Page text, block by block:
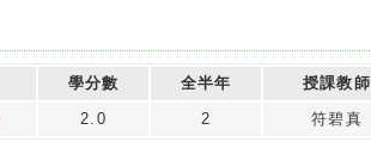
學分數 全半年 授課教師
2.0 2 符碧真